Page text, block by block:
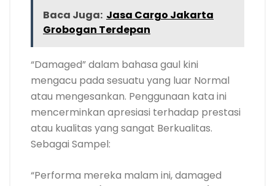
Baca Juga: Jasa Cargo Jakarta
Grobogan Terdepan
“Damaged” dalam bahasa gaul kini
mengacu pada sesuatu yang luar Normal
atau mengesankan. Penggunaan kata ini
mencerminkan apresiasi terhadap prestasi
atau kualitas yang sangat Berkualitas.
Sebagai Sampel:
“Performa mereka malam ini, damaged